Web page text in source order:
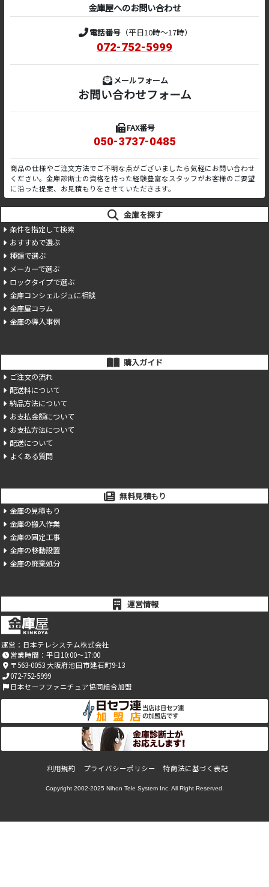
金庫屋へのお問い合わせ
電話番号（平日10時～17時）
072-752-5999
メールフォーム
お問い合わせフォーム
FAX番号
050-3737-0485
商品の仕様やご注文方法でご不明な点がございましたら気軽にお問い合わせ
ください。金庫診断士の資格を持った経験豊富なスタッフがお客様のご要望
に沿った提案、お見積もりをさせていただきます。
運営情報
運営： 日本テレシステム株式会社
営業時間：平日10:00～17:00
〒563-0053 大阪府池田市建石町9-13
072-752-5999
日本セーフファニチュア協同組合加盟
金庫を探す
条件を指定して検索
おすすめで選ぶ
種類で選ぶ
メーカーで選ぶ
ロックタイプで選ぶ
金庫コンシェルジュに相談
金庫屋コラム
金庫の導入事例
購入ガイド
ご注文の流れ
配送料について
納品方法について
お支払金額について
お支払方法について
配送について
よくある質問
無料見積もり
金庫の見積もり
金庫の搬入作業
金庫の固定工事
金庫の移動設置
金庫の廃棄処分
利用規約 プライバシーポリシー 特商法に基づく表記
Copyright 2002-2025 Nihon Tele System Inc. All Right Reserved.